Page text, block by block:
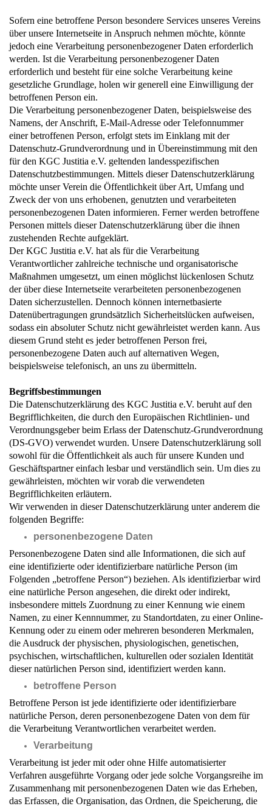
Sofern eine betroffene Person besondere Services unseres Vereins
über unsere Internetseite in Anspruch nehmen möchte, könnte
jedoch eine Verarbeitung personenbezogener Daten erforderlich
werden. Ist die Verarbeitung personenbezogener Daten
erforderlich und besteht für eine solche Verarbeitung keine
gesetzliche Grundlage, holen wir generell eine Einwilligung der
betroffenen Person ein.
Die Verarbeitung personenbezogener Daten, beispielsweise des
Namens, der Anschrift, E-Mail-Adresse oder Telefonnummer
einer betroffenen Person, erfolgt stets im Einklang mit der
Datenschutz-Grundverordnung und in Übereinstimmung mit den
für den KGC Justitia e.V. geltenden landesspezifischen
Datenschutzbestimmungen. Mittels dieser Datenschutzerklärung
möchte unser Verein die Öffentlichkeit über Art, Umfang und
Zweck der von uns erhobenen, genutzten und verarbeiteten
personenbezogenen Daten informieren. Ferner werden betroffene
Personen mittels dieser Datenschutzerklärung über die ihnen
zustehenden Rechte aufgeklärt.
Der KGC Justitia e.V. hat als für die Verarbeitung
Verantwortlicher zahlreiche technische und organisatorische
Maßnahmen umgesetzt, um einen möglichst lückenlosen Schutz
der über diese Internetseite verarbeiteten personenbezogenen
Daten sicherzustellen. Dennoch können internetbasierte
Datenübertragungen grundsätzlich Sicherheitslücken aufweisen,
sodass ein absoluter Schutz nicht gewährleistet werden kann. Aus
diesem Grund steht es jeder betroffenen Person frei,
personenbezogene Daten auch auf alternativen Wegen,
beispielsweise telefonisch, an uns zu übermitteln.
Begriffsbestimmungen
Die Datenschutzerklärung des KGC Justitia e.V. beruht auf den
Begrifflichkeiten, die durch den Europäischen Richtlinien- und
Verordnungsgeber beim Erlass der Datenschutz-Grundverordnung
(DS-GVO) verwendet wurden. Unsere Datenschutzerklärung soll
sowohl für die Öffentlichkeit als auch für unsere Kunden und
Geschäftspartner einfach lesbar und verständlich sein. Um dies zu
gewährleisten, möchten wir vorab die verwendeten
Begrifflichkeiten erläutern.
Wir verwenden in dieser Datenschutzerklärung unter anderem die
folgenden Begriffe:
personenbezogene Daten
Personenbezogene Daten sind alle Informationen, die sich auf
eine identifizierte oder identifizierbare natürliche Person (im
Folgenden „betroffene Person“) beziehen. Als identifizierbar wird
eine natürliche Person angesehen, die direkt oder indirekt,
insbesondere mittels Zuordnung zu einer Kennung wie einem
Namen, zu einer Kennnummer, zu Standortdaten, zu einer Online-
Kennung oder zu einem oder mehreren besonderen Merkmalen,
die Ausdruck der physischen, physiologischen, genetischen,
psychischen, wirtschaftlichen, kulturellen oder sozialen Identität
dieser natürlichen Person sind, identifiziert werden kann.
betroffene Person
Betroffene Person ist jede identifizierte oder identifizierbare
natürliche Person, deren personenbezogene Daten von dem für
die Verarbeitung Verantwortlichen verarbeitet werden.
Verarbeitung
Verarbeitung ist jeder mit oder ohne Hilfe automatisierter
Verfahren ausgeführte Vorgang oder jede solche Vorgangsreihe im
Zusammenhang mit personenbezogenen Daten wie das Erheben,
das Erfassen, die Organisation, das Ordnen, die Speicherung, die